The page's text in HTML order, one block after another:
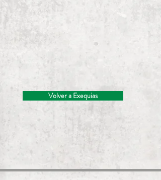
Volver a Exequias